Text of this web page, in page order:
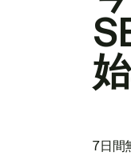
7日間